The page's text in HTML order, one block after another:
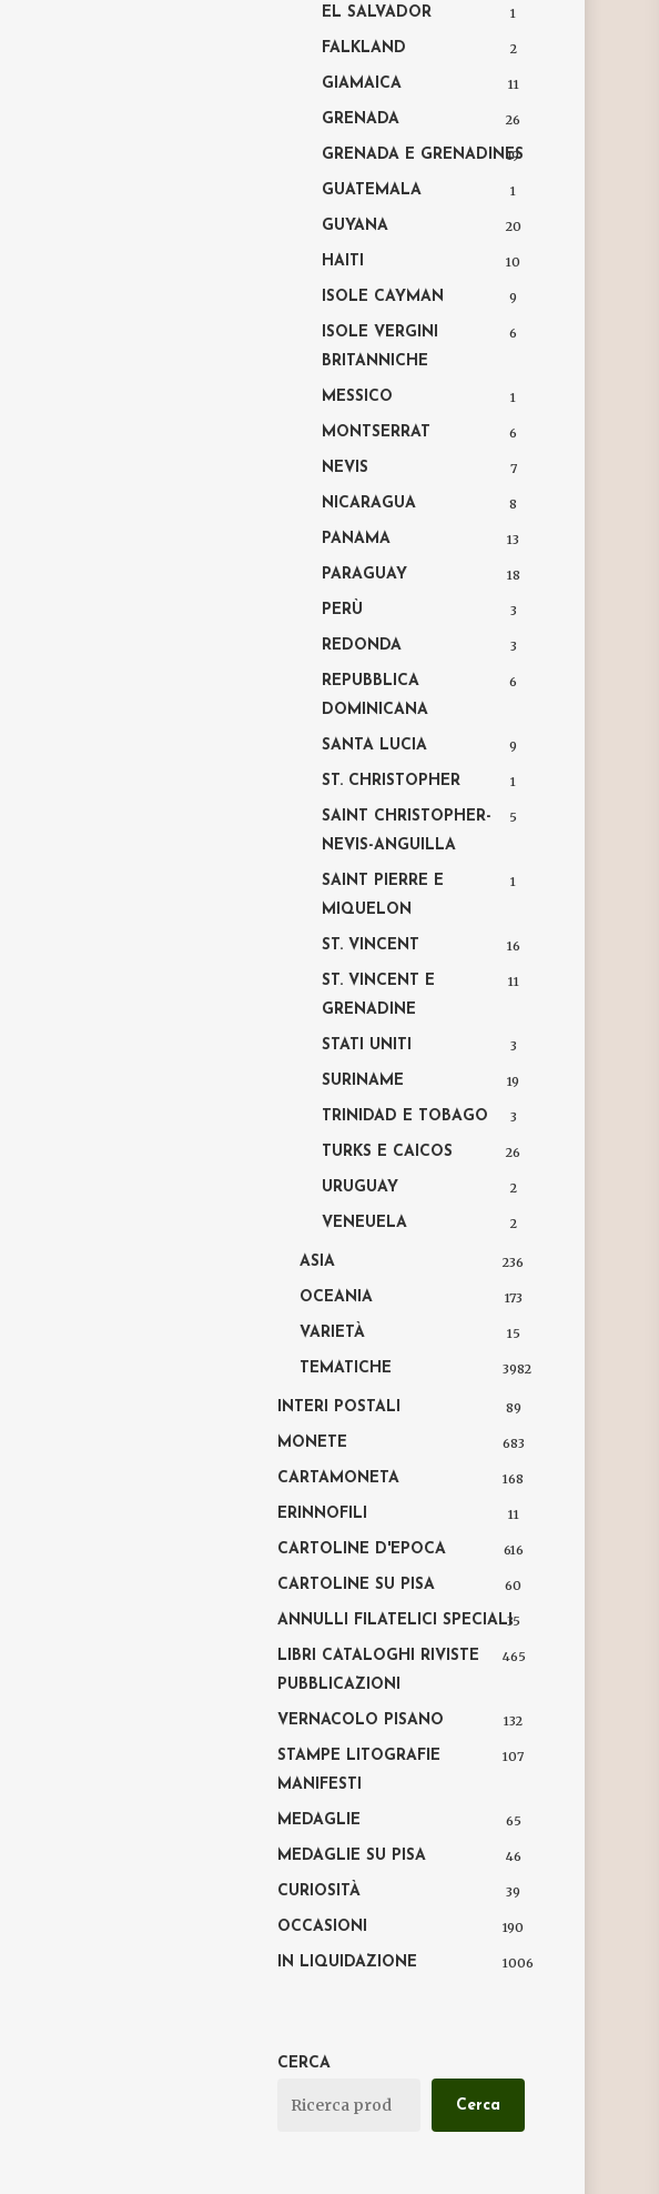
EL SALVADOR 1
FALKLAND 2
GIAMAICA 11
GRENADA 26
GRENADA E GRENADINES
19
GUATEMALA 1
GUYANA 20
HAITI 10
ISOLE CAYMAN 9
ISOLE VERGINI
BRITANNICHE
6
MESSICO 1
MONTSERRAT 6
NEVIS 7
NICARAGUA 8
PANAMA 13
PARAGUAY 18
PERÙ 3
REDONDA 3
REPUBBLICA
DOMINICANA
6
SANTA LUCIA 9
ST. CHRISTOPHER 1
SAINT CHRISTOPHER-
NEVIS-ANGUILLA
5
SAINT PIERRE E
MIQUELON
1
ST. VINCENT 16
ST. VINCENT E
GRENADINE
11
STATI UNITI 3
SURINAME 19
TRINIDAD E TOBAGO 3
TURKS E CAICOS 26
URUGUAY 2
VENEUELA 2
ASIA 236
OCEANIA 173
VARIETÀ 15
TEMATICHE 3982
INTERI POSTALI 89
MONETE 683
CARTAMONETA 168
ERINNOFILI 11
CARTOLINE D'EPOCA 616
CARTOLINE SU PISA 60
ANNULLI FILATELICI SPECIALI35
LIBRI CATALOGHI RIVISTE
PUBBLICAZIONI
465
VERNACOLO PISANO 132
STAMPE LITOGRAFIE
MANIFESTI
107
MEDAGLIE 65
MEDAGLIE SU PISA 46
CURIOSITÀ 39
OCCASIONI 190
IN LIQUIDAZIONE 1006
CERCA
Cerca